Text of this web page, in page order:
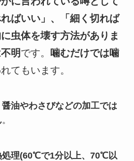
ればいい」、「細く切れば
虫体を壊す方法がありま
明です。
噛むだけでは噛
てもいます。
油やわさびなどの加工では
。
処理(60℃で1分以上、70℃以